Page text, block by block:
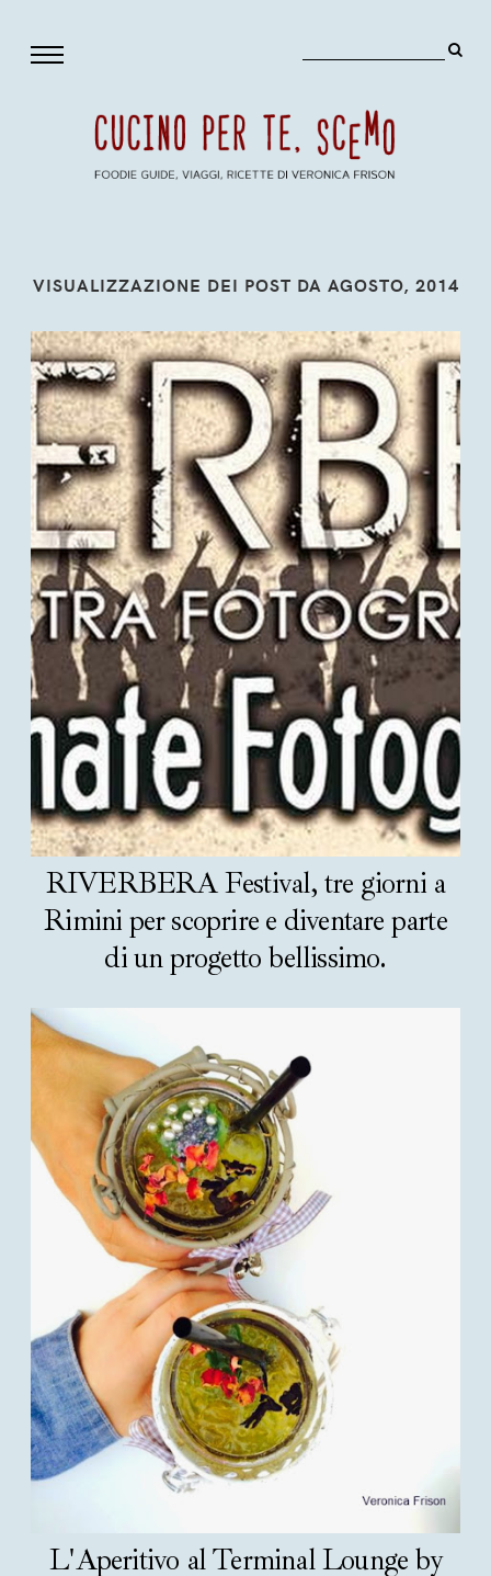
VISUALIZZAZIONE DEI POST DA AGOSTO, 2014
RIVERBERA Festival, tre giorni a
Rimini per scoprire e diventare parte
di un progetto bellissimo.
L'Aperitivo al Terminal Lounge by